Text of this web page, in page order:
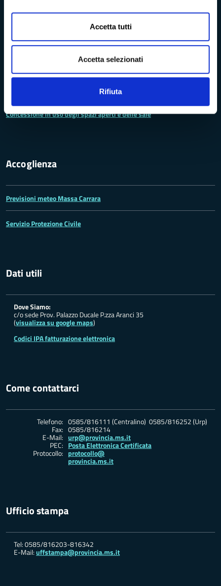
Accetta tutti
Accetta selezionati
Rifiuta
Lo statuto della Provincia di Massa -Carrara
Ufficio Relazioni con il Pubblico
Archivio elezioni provinciali
Codici IPA - Fatturazione elettronica
Concessione in uso degli spazi aperti e delle sale
Accoglienza
Previsioni meteo Massa Carrara
Servizio Protezione Civile
Dati utili
Dove Siamo:
c/o sede Prov. Palazzo Ducale P.zza Aranci 35
(visualizza su google maps)
Codici IPA fatturazione elettronica
Come contattarci
Telefono: 0585/816111 (Centralino) 0585/816252 (Urp)
Fax: 0585/816214
E-Mail: urp@provincia.ms.it
PEC: Posta Elettronica Certificata
Protocollo: protocollo@
provincia.ms.it
Ufficio stampa
Tel: 0585/816203-816342
E-Mail:uffstampa@provincia.ms.it